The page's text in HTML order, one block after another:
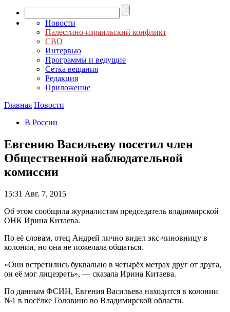
Новости
Палестино-израильский конфликт
СВО
Интервью
Программы и ведущие
Сетка вещания
Редакция
Приложение
Главная Новости
В России
Евгению Васильеву посетил член
Общественной наблюдательной
комиссии
15:31 Авг. 7, 2015
Об этом сообщила журналистам председатель владимирской
ОНК Ирина Китаева.
По её словам, отец Андрей лично видел экс-чиновницу в
колонии, но она не пожелала общаться.
«Они встретились буквально в четырёх метрах друг от друга,
он её мог лицезреть», — сказала Ирина Китаева.
По данным ФСИН, Евгения Васильева находится в колонии
№1 в посёлке Головино во Владимирской области.